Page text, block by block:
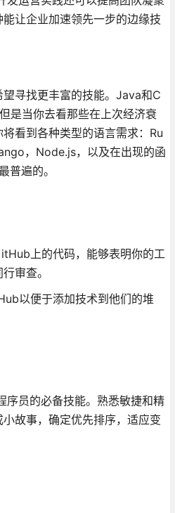
让企业加速领先一步的边缘技
寻找更丰富的技能。Java和C
是当你去看那些在上次经济衰
看到各种类型的语言需求：Ru
，Node.js，以及在出现的函
普遍的。
上的代码，能够表明你的工
审查。
以便于添加技术到他们的堆
序员的必备技能。熟悉敏捷和精
故事，确定优先排序，适应变